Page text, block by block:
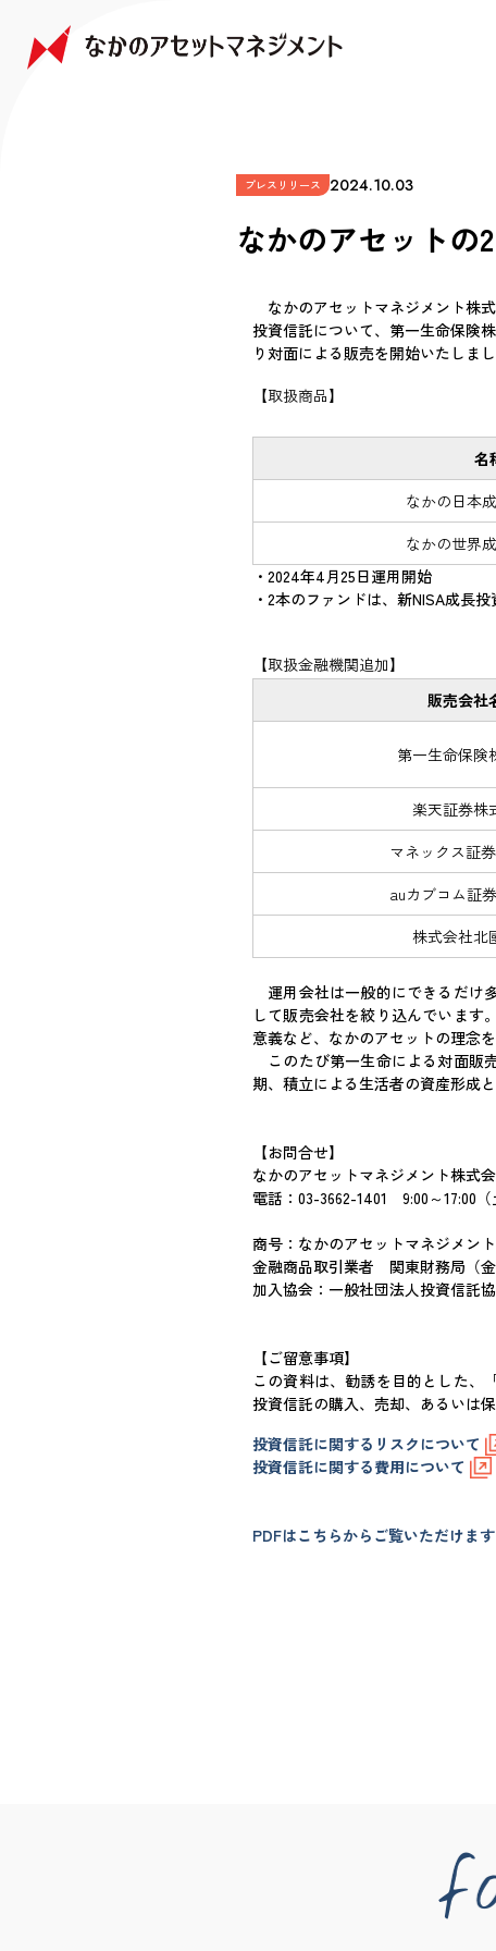
なかの日本成長ファンド
なかの世界成長ファンド
会社情報
よくあるご質問
プレスリリース 2024.10.03
なかのアセットの
なかのアセットマネジメント株
投資信託について、第一生命保険
り対面による販売を開始いたしまし
【取扱商品】
名
なかの日本
なかの世界
・2024年4月25日運用開始
・2本のファンドは、新NISA成長投
【取扱金融機関追加】
販売会社
第一生命保険
楽天証券株
マネックス証
auカブコム証
株式会社北
運用会社は一般的にできるだけ
して販売会社を絞り込んでいます
意義など、なかのアセットの理念
このたび第一生命による対面販
期、積立による生活者の資産形成
【お問合せ】
なかのアセットマネジメント株
電話：03-3662-1401 9:00～17:00（
商号：なかのアセットマネジメン
金融商品取引業者 関東財務局（
加入協会：一般社団法人投資信託
【ご留意事項】
この資料は、勧誘を目的とした、
投資信託の購入、売却、あるいは
投資信託に関するリスクについて
投資信託に関する費用について
PDFはこちらからご覧いただけます